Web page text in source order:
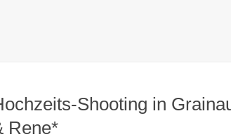
Shooting in
Rene*